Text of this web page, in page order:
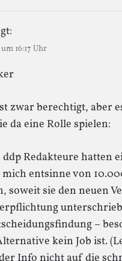
16:17 Uhr
zwar berechtigt, aber
da eine Rolle spielen:
ddp Redakteure hatten
entsinne von
soweit sie den neuen
–
kein Job ist.